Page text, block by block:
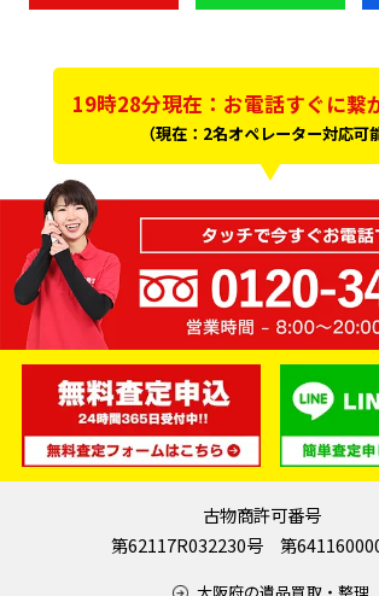
19時28分現在：お電話すぐに繋
（現在：2名オペレーター対応可
古物商許可番号
第62117R032230号 第